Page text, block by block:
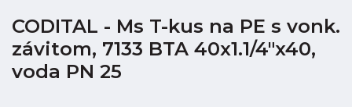
CODITAL - Ms T-kus na PE s vonk.
závitom, 7133 BTA 40x1.1/4"x40,
voda PN 25